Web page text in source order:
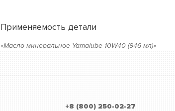
Применяемость детали
«Масло минеральное Yamalube 10W40 (946 мл)»
+8 (800) 250-02-27